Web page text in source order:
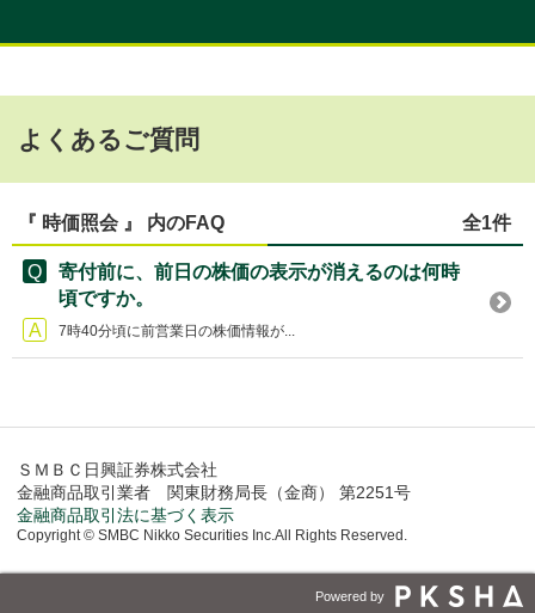
よくあるご質問
『 時価照会 』 内のFAQ 全1件
寄付前に、前日の株価の表示が消えるのは何時
頃ですか。
7時40分頃に前営業日の株価情報が...
ＳＭＢＣ日興証券株式会社
金融商品取引業者 関東財務局長（金商） 第2251号
金融商品取引法に基づく表示
Copyright © SMBC Nikko Securities Inc.All Rights Reserved.
Powered by